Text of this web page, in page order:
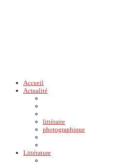
Accueil
Actualité
littéraire
photographique
Littérature